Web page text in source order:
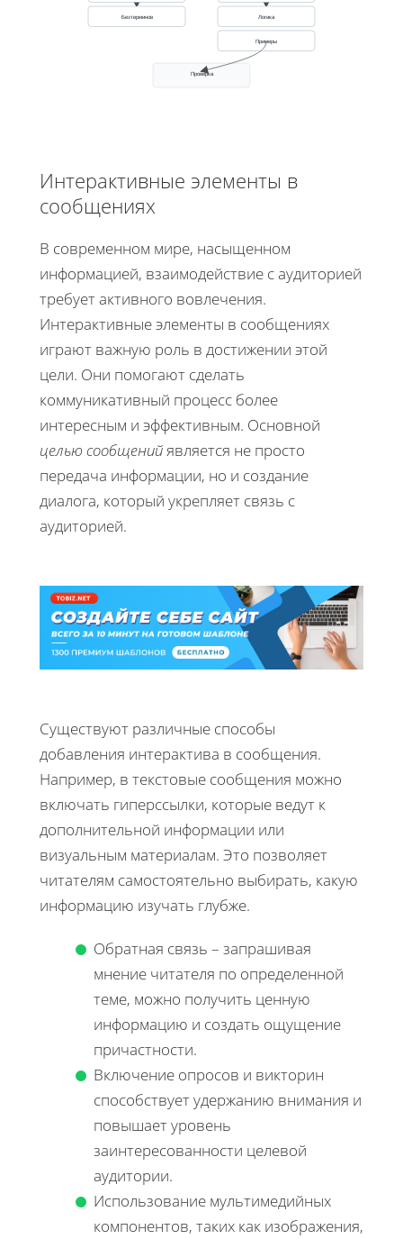
Безтерминов Логика
Примеры
Проверка
Интерактивные элементы в
сообщениях
В современном мире, насыщенном
информацией, взаимодействие с аудиторией
требует активного вовлечения.
Интерактивные элементы в сообщениях
играют важную роль в достижении этой
цели. Они помогают сделать
коммуникативный процесс более
интересным и эффективным. Основной
целью сообщенийявляется не просто
передача информации, но и создание
диалога, который укрепляет связь с
аудиторией.
Существуют различные способы
добавления интерактива в сообщения.
Например, в текстовые сообщения можно
включать гиперссылки, которые ведут к
дополнительной информации или
визуальным материалам. Это позволяет
читателям самостоятельно выбирать, какую
информацию изучать глубже.
Обратная связь – запрашивая
мнение читателя по определенной
теме, можно получить ценную
информацию и создать ощущение
причастности.
Включение опросов и викторин
способствует удержанию внимания и
повышает уровень
заинтересованности целевой
аудитории.
Использование мультимедийных
компонентов, таких как изображения,